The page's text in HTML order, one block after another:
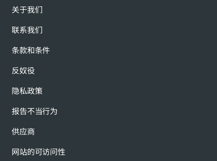
关于我们
联系我们
条款和条件
反奴役
隐私政策
报告不当行为
供应商
网站的可访问性